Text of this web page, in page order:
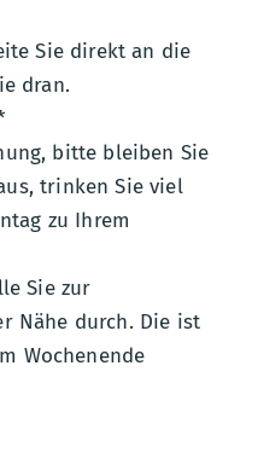
Sie direkt an die
dran.
bitte bleiben Sie
trinken Sie viel
zu Ihrem
Sie zur
Nähe durch. Die ist
Wochenende